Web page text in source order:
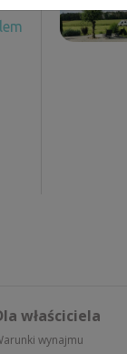
właściciela
wynajmu